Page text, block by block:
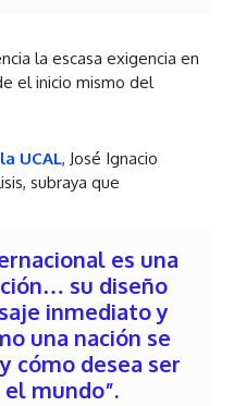
la escasa exigencia en
el inicio mismo del
UCAL, José Ignacio
subraya que
es una
su diseño
inmediato y
una nación se
cómo desea ser
mundo”.